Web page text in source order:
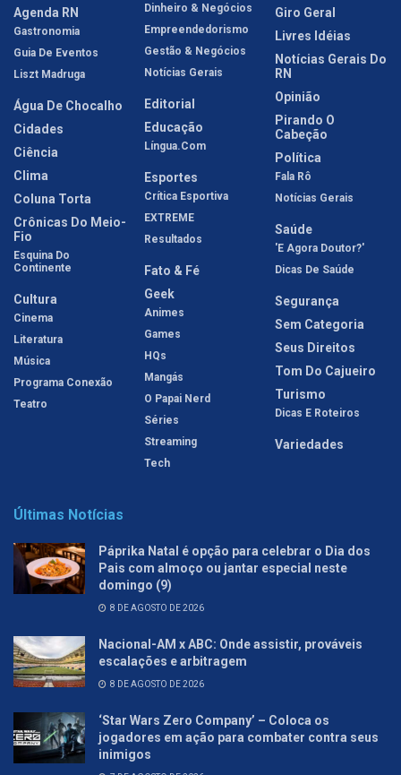
Agenda RN
Gastronomia
Guia De Eventos
Liszt Madruga
Água De Chocalho
Cidades
Ciência
Clima
Coluna Torta
Crônicas Do Meio-
Fio
Esquina Do
Continente
Cultura
Cinema
Literatura
Música
Programa Conexão
Teatro
Dinheiro & Negócios
Empreendedorismo
Gestão & Negócios
Notícias Gerais
Editorial
Educação
Língua.com
Esportes
Crítica Esportiva
EXTREME
Resultados
Fato & Fé
Geek
Animes
Games
HQs
Mangás
O Papai Nerd
Séries
Streaming
Tech
Giro Geral
Livres Idéias
Notícias Gerais Do
RN
Opinião
Pirando O
Cabeção
Política
Fala Rô
Notícias Gerais
Saúde
'E Agora Doutor?'
Dicas De Saúde
Segurança
Sem Categoria
Seus Direitos
Tom Do Cajueiro
Turismo
Dicas E Roteiros
Variedades
Últimas Notícias
Páprika Natal é opção para celebrar o Dia dos
Pais com almoço ou jantar especial neste
domingo (9)
8 DE AGOSTO DE 2026
Nacional-AM x ABC: Onde assistir, prováveis
escalações e arbitragem
8 DE AGOSTO DE 2026
‘Star Wars Zero Company’ – Coloca os
jogadores em ação para combater contra seus
inimigos